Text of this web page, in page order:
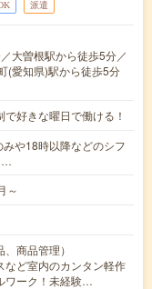
派遣
大曽根駅から徒歩5分／
(愛知県)駅から徒歩5分
好きな曜日で働ける！
みや18時以降などのシフ
～
商品管理）
など室内のカンタン軽作
ワーク！未経験…